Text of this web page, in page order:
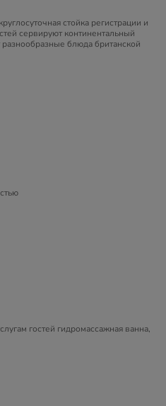
стойка регистрации и
сервируют континентальный
блюда британской
гостей гидромассажная ванна,